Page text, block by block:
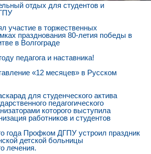
отдых для студентов и
участие в торжественных
празднования 80-летия победы в
в Волгограде
педагога и наставника!
«12 месяцев» в Русском
для студенческого актива
педагогического
которого выступила
работников и студентов
года Профком ДГПУ устроил праздник
детской больницы
лечения.